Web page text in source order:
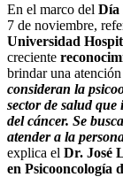
En el marco del Día
7 de noviembre,
Universidad
creciente
brindar una
consideran la
sector de salud
del cáncer. Se
atender a la
explica el Dr. José
en Psicooncología